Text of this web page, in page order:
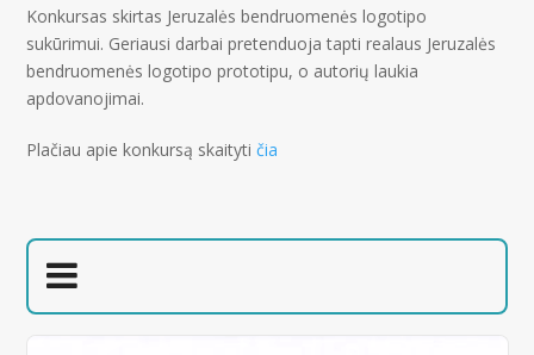
Konkursas skirtas Jeruzalės bendruomenės logotipo
sukūrimui. Geriausi darbai pretenduoja tapti realaus Jeruzalės
bendruomenės logotipo prototipu, o autorių laukia
apdovanojimai.
Plačiau apie konkursą skaitytičia